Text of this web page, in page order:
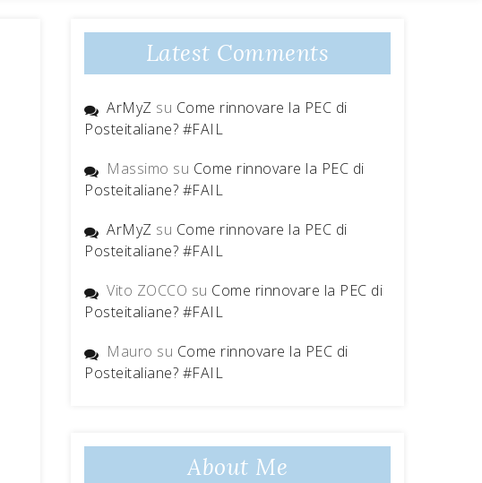
Latest Comments
ArMyZ su Come rinnovare la PEC di
Posteitaliane? #FAIL
Massimo su Come rinnovare la PEC di
Posteitaliane? #FAIL
ArMyZ su Come rinnovare la PEC di
Posteitaliane? #FAIL
Vito ZOCCO su Come rinnovare la PEC di
Posteitaliane? #FAIL
Mauro su Come rinnovare la PEC di
Posteitaliane? #FAIL
About Me